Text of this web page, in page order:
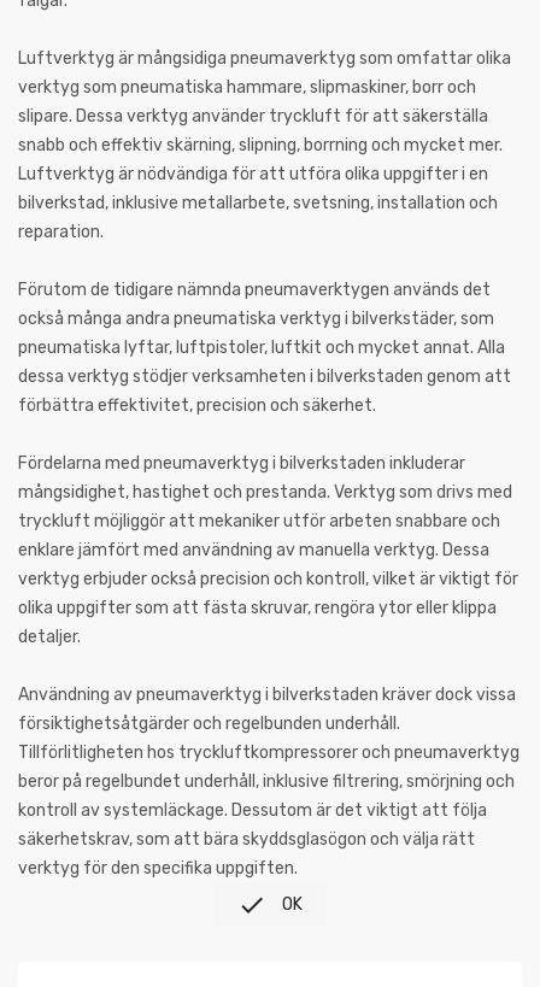
Luftverktyg är mångsidiga pneumaverktyg som omfattar olika
verktyg som pneumatiska hammare, slipmaskiner, borr och
slipare. Dessa verktyg använder tryckluft för att säkerställa
snabb och effektiv skärning, slipning, borrning och mycket mer.
Luftverktyg är nödvändiga för att utföra olika uppgifter i en
bilverkstad, inklusive metallarbete, svetsning, installation och
reparation.
Förutom de tidigare nämnda pneumaverktygen används det
också många andra pneumatiska verktyg i bilverkstäder, som
pneumatiska lyftar, luftpistoler, luftkit och mycket annat. Alla
dessa verktyg stödjer verksamheten i bilverkstaden genom att
förbättra effektivitet, precision och säkerhet.
Fördelarna med pneumaverktyg i bilverkstaden inkluderar
mångsidighet, hastighet och prestanda. Verktyg som drivs med
tryckluft möjliggör att mekaniker utför arbeten snabbare och
enklare jämfört med användning av manuella verktyg. Dessa
verktyg erbjuder också precision och kontroll, vilket är viktigt för
olika uppgifter som att fästa skruvar, rengöra ytor eller klippa
detaljer.
Användning av pneumaverktyg i bilverkstaden kräver dock vissa
försiktighetsåtgärder och regelbunden underhåll.
Tillförlitligheten hos tryckluftkompressorer och pneumaverktyg
beror på regelbundet underhåll, inklusive filtrering, smörjning och
kontroll av systemläckage. Dessutom är det viktigt att följa
säkerhetskrav, som att bära skyddsglasögon och välja rätt
verktyg för den specifika uppgiften.
 OK